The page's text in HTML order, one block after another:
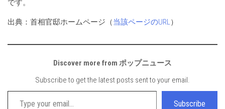
です。
出典：首相官邸ホームページ（当該ページのURL）
Discover more from ポップニュース
Subscribe to get the latest posts sent to your email.
Type your email…
Subscribe